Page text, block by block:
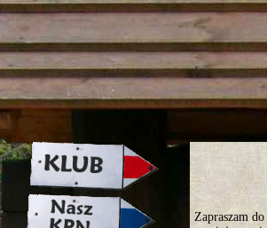
strona w naprawie
Zapraszam